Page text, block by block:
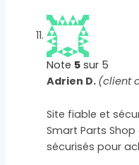
Note 5 sur 5
Adrien D. (client
Site fiable et
Smart Parts Shop
sécurisés pour